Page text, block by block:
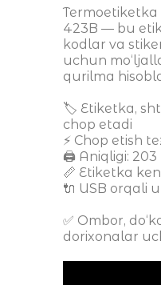
423B — bu
kodlar va
uchun
qurilma
🏷 Etiketka,
chop etadi
⚡️ Chop etish
🖨 Aniqligi: 203
📏 Etiketka
🔌 USB orqali
✅ Ombor,
dorixonalar